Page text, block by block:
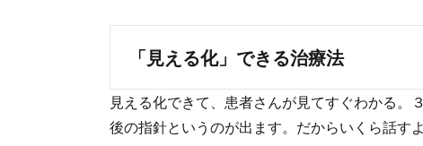
「見える化」できる治療法
見える化できて、患者さんが見てすぐわかる。
後の指針というのが出ます。だからいくら話す